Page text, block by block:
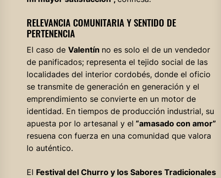
RELEVANCIA COMUNITARIA Y SENTIDO DE
PERTENENCIA
El caso de Valentín no es solo el de un vendedor
de panificados; representa el tejido social de las
localidades del interior cordobés, donde el oficio
se transmite de generación en generación y el
emprendimiento se convierte en un motor de
identidad. En tiempos de producción industrial, su
apuesta por lo artesanal y el “amasado con amor”
resuena con fuerza en una comunidad que valora
lo auténtico.
El Festival del Churro y los Sabores Tradicionales